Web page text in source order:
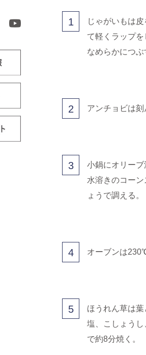
1
じゃがいもは
て軽くラップ
なめらかにつぶ
2 アンチョビは刻
3
小鍋にオリー
水溶きのコー
ょうで調える。
4 オーブンは
5
ほうれん草は
塩、こしょう
で約8分焼く。